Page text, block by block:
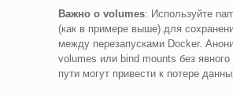
Важно о volumes: Используйте
(как в примере выше) для
между перезапусками Docker.
volumes или bind mounts без явного
пути могут привести к потере